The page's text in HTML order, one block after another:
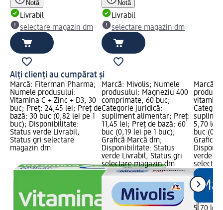
Notă
Livrabil
selectare magazin dm
Notă
Livrabil
selectare magazin dm
Alți clienți au cumpărat și
Marcă: Fiterman Pharma;
Numele produsului:
Vitamina C + Zinc + D3, 30
buc; Preț: 24,45 lei; Preț de
bază: 30 buc (0,82 lei pe 1
buc); Disponibilitate:
Status verde Livrabil,
Status gri selectare
magazin dm
Marcă: Mivolis; Numele
produsului: Magneziu 400
comprimate, 60 buc;
Categorie juridică:
supliment alimentar; Preț:
11,45 lei; Preț de bază: 60
buc (0,19 lei pe 1 buc);
Grafică Marcă dm;
Disponibilitate: Status
verde Livrabil, Status gri
selectare magazin dm
Marcă:
5,70 lei;
buc
Grafică
verde
5,70 lei